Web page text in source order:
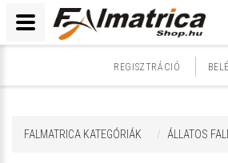
REGISZTRÁCIÓ
FALMATRICA KATEGÓRIÁK ÁLLATOS